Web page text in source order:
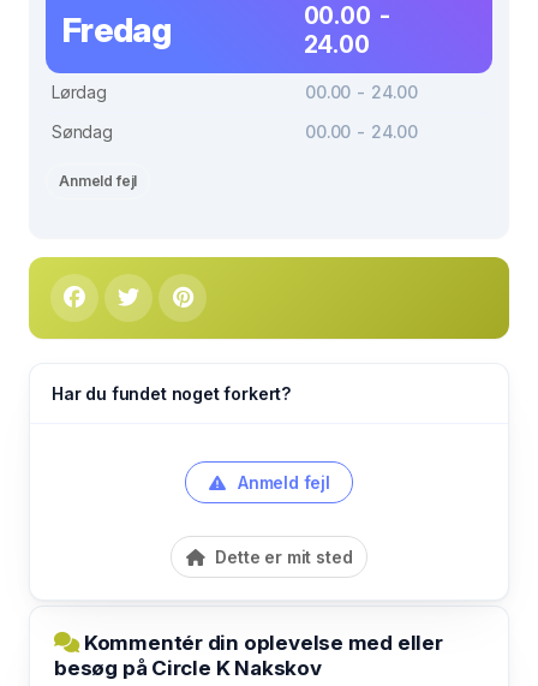
Fredag
00.00 -
24.00
Lørdag
00.00 - 24.00
Søndag
00.00 - 24.00
Anmeld fejl
Har du fundet noget forkert?
Anmeld fejl
Dette er mit sted
Kommentér din oplevelse med eller
besøg på Circle K Nakskov